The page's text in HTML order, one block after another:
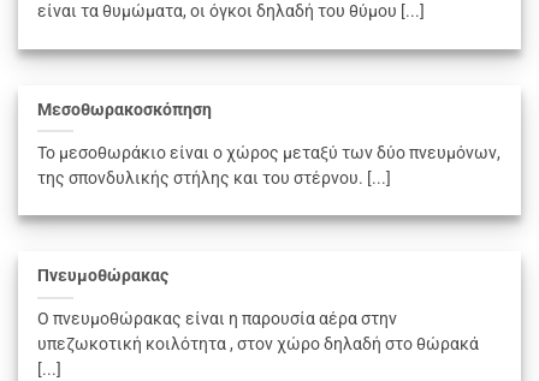
είναι τα θυμώματα, οι όγκοι δηλαδή του θύμου [...]
Μεσοθωρακοσκόπηση
Το μεσοθωράκιο είναι ο χώρος μεταξύ των δύο πνευμόνων,
της σπονδυλικής στήλης και του στέρνου. [...]
Πνευμοθώρακας
Ο πνευμοθώρακας είναι η παρουσία αέρα στην
υπεζωκοτική κοιλότητα , στον χώρο δηλαδή στο θώρακά
[...]